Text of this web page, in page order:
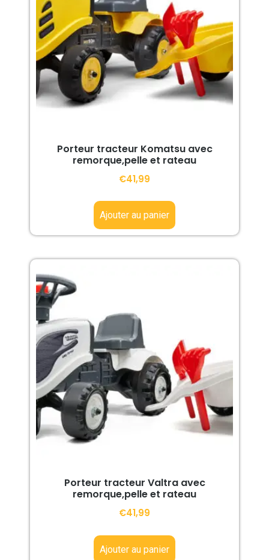
Porteur tracteur Komatsu avec
remorque,pelle et rateau
€41,99
Ajouter au panier
Porteur tracteur Valtra avec
remorque,pelle et rateau
€41,99
Ajouter au panier